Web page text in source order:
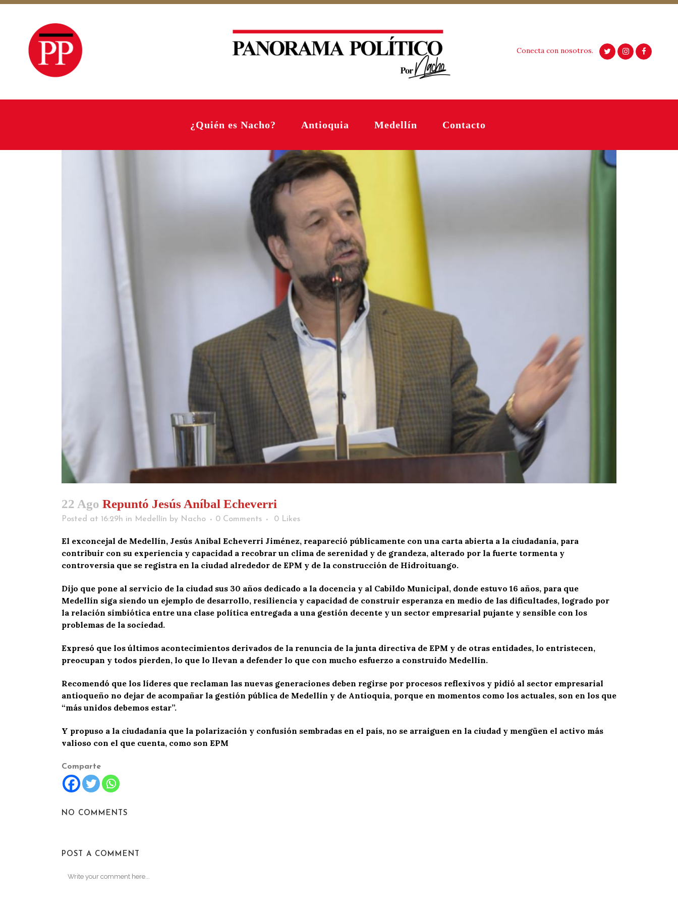
Conecta con nosotros.
¿Quién es Nacho? Antioquia Medellín Contacto
22 Ago Repuntó Jesús Aníbal Echeverri
Posted at 16:29h in Medellín by Nacho 0 Comments 0 Likes
El exconcejal de Medellín, Jesús Aníbal Echeverri Jiménez, reapareció públicamente con una carta abierta a la ciudadanía, para
contribuir con su experiencia y capacidad a recobrar un clima de serenidad y de grandeza, alterado por la fuerte tormenta y
controversia que se registra en la ciudad alrededor de EPM y de la construcción de Hidroituango.
Dijo que pone al servicio de la ciudad sus 30 años dedicado a la docencia y al Cabildo Municipal, donde estuvo 16 años, para que
Medellín siga siendo un ejemplo de desarrollo, resiliencia y capacidad de construir esperanza en medio de las dificultades, logrado por
la relación simbiótica entre una clase política entregada a una gestión decente y un sector empresarial pujante y sensible con los
problemas de la sociedad.
Expresó que los últimos acontecimientos derivados de la renuncia de la junta directiva de EPM y de otras entidades, lo entristecen,
preocupan y todos pierden, lo que lo llevan a defender lo que con mucho esfuerzo a construido Medellín.
Recomendó que los líderes que reclaman las nuevas generaciones deben regirse por procesos reflexivos y pidió al sector empresarial
antioqueño no dejar de acompañar la gestión pública de Medellín y de Antioquia, porque en momentos como los actuales, son en los que
“más unidos debemos estar”.
Y propuso a la ciudadanía que la polarización y confusión sembradas en el país, no se arraiguen en la ciudad y mengüen el activo más
valioso con el que cuenta, como son EPM
Comparte
NO COMMENTS
POST A COMMENT